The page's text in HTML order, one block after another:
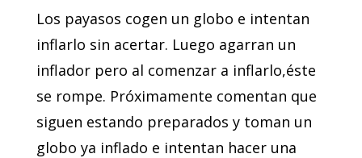
Los payasos cogen un globo e intentan
inflarlo sin acertar. Luego agarran un
inflador pero al comenzar a inflarlo,éste
se rompe. Próximamente comentan que
siguen estando preparados y toman un
globo ya inflado e intentan hacer una